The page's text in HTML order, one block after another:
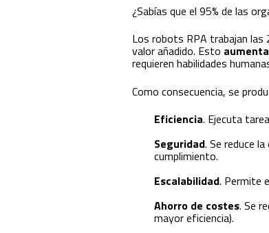
¿Sabías que el 95% de las
Los robots RPA trabajan las
valor añadido. Esto
requieren habilidades
Como consecuencia, se
Eficiencia. Ejecuta
Seguridad. Se reduce
cumplimiento.
Escalabilidad. Permite
Ahorro de costes. Se
mayor eficiencia).